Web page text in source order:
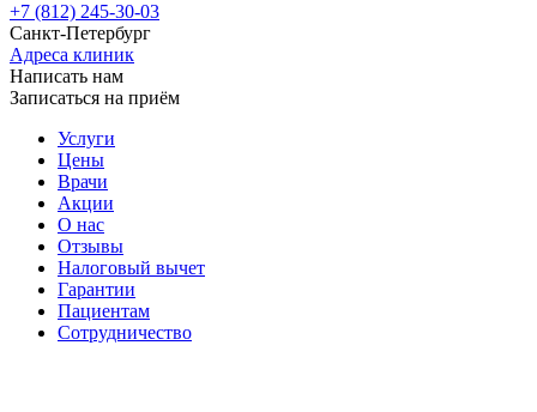
+7 (812) 245-30-03
Санкт-Петербург
Адреса клиник
Написать нам
Записаться на приём
Услуги
Цены
Врачи
Акции
О нас
Отзывы
Налоговый вычет
Гарантии
Пациентам
Сотрудничество